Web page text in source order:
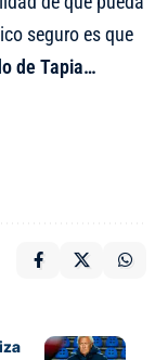
seguro es que
de Tapia…